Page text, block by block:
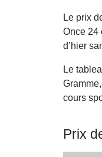
Le prix
Once 24
d’hier
Le
cours
Prix